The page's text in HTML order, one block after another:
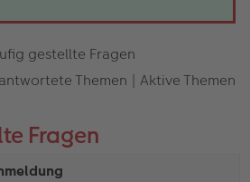
gestellte Fragen
Themen | Aktive Themen
Fragen